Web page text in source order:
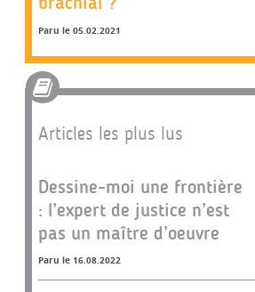
Paru le 05.02.2021
Articles les plus lus
Dessine-moi une frontière
: l’expert de justice n’est
pas un maître d’oeuvre
Paru le 16.08.2022